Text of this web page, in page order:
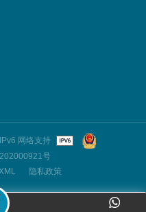
网络支持
号
XML 隐私政策